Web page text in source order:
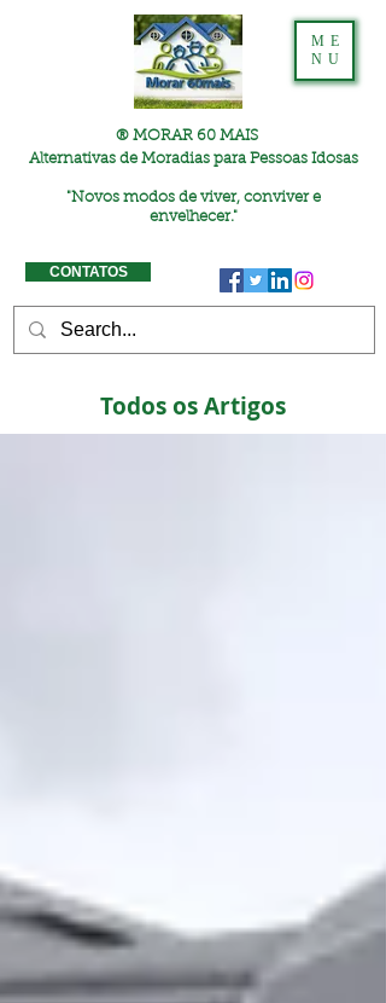
® MORAR 60 MAIS
Alternativas de Moradias para Pessoas Idosas
"Novos modos de viver, conviver e
envelhecer."
ME
NU
CONTATOS
Todos os Artigos